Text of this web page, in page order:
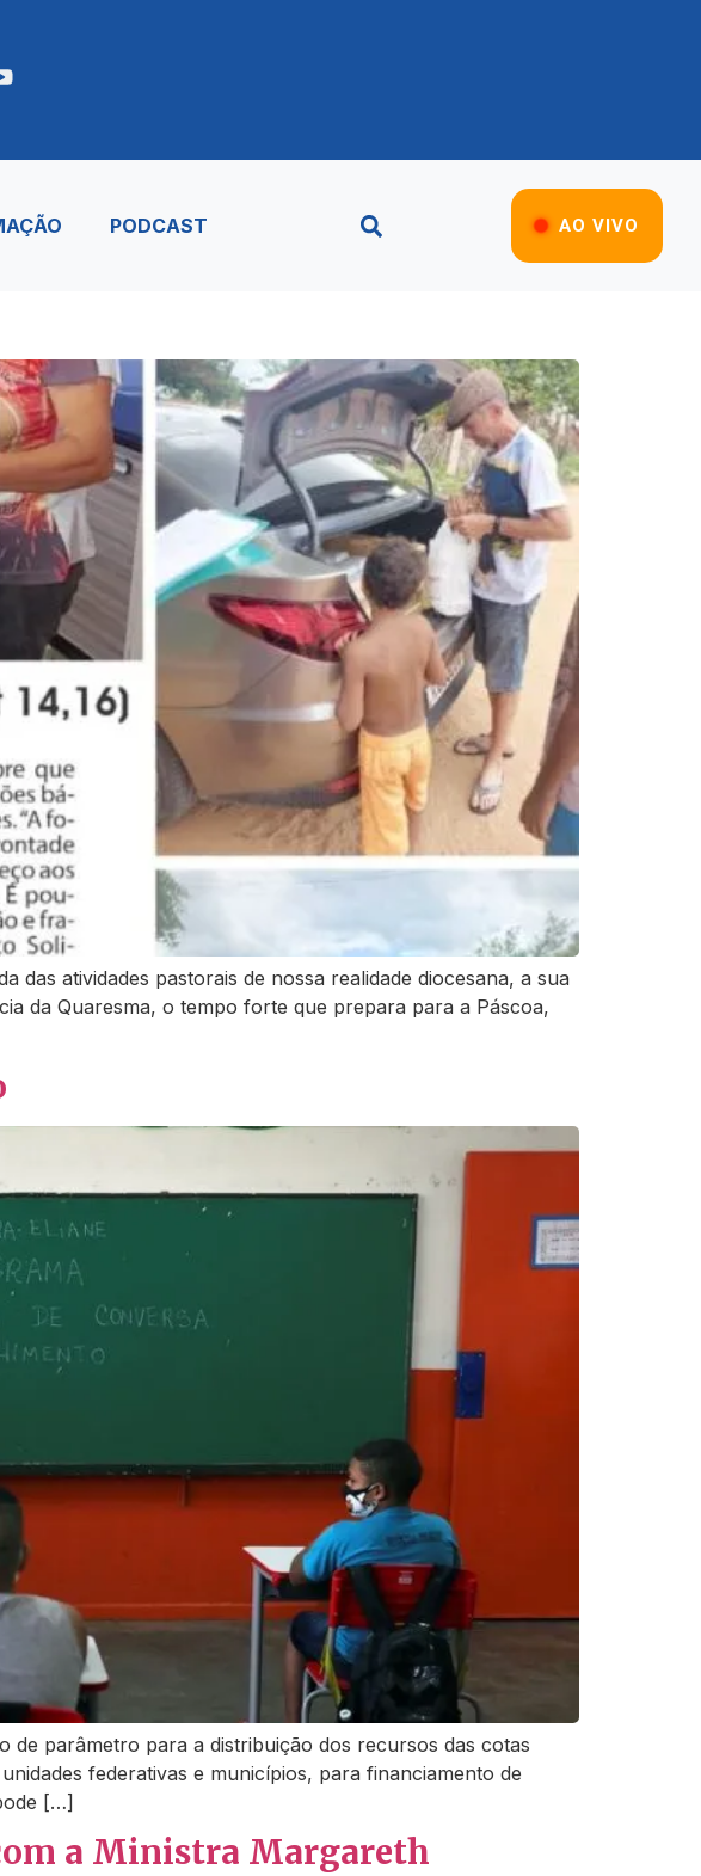
PODCAST AO VIVO
das atividades pastorais de nossa realidade diocesana, a sua
da Quaresma, o tempo forte que prepara para a Páscoa,
de parâmetro para a distribuição dos recursos das cotas
federativas e municípios, para financiamento de
[…]
a Ministra Margareth